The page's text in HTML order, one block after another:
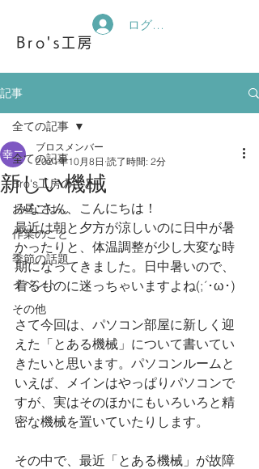
Bro's工房
ログイン
記事
全ての記事
Bro's工房のこと
お昼ごはん
作業のこと
季節の話題
イベント
その他
全ての記事
新しい機械
ブロスメンバー
2021年10月8日 読了時間: 2分
みなさん、こんにちは！
最近は朝と夕方が涼しいのに日中が暑
かったりと、体温調整が少し大変な時
期になってきました。日中暑いので、
着るものに迷っちゃいますよね(;´･ω･)
さて今回は、パソコン部屋に新しく迎
えた「とある機械」について書いてい
きたいと思います。パソコンルームと
いえば、メインはやっぱりパソコンで
すが、実はそのほかにもいろいろと精
密な機械を置いていたりします。
その中で、最近「とある機械」が故障